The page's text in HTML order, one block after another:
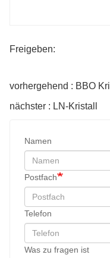
Freigeben:
vorhergehend : BBO
nächster : LN-Kristall
Namen
Postfach
Telefon
Was zu fragen ist